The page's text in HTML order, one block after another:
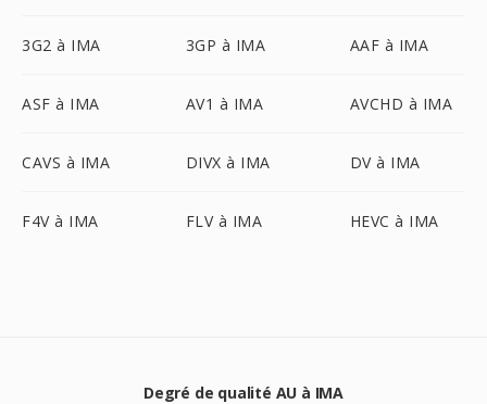
3G2 à IMA 3GP à IMA AAF à IMA
ASF à IMA AV1 à IMA AVCHD à IMA
CAVS à IMA DIVX à IMA DV à IMA
F4V à IMA FLV à IMA HEVC à IMA
Degré de qualité AU à IMA